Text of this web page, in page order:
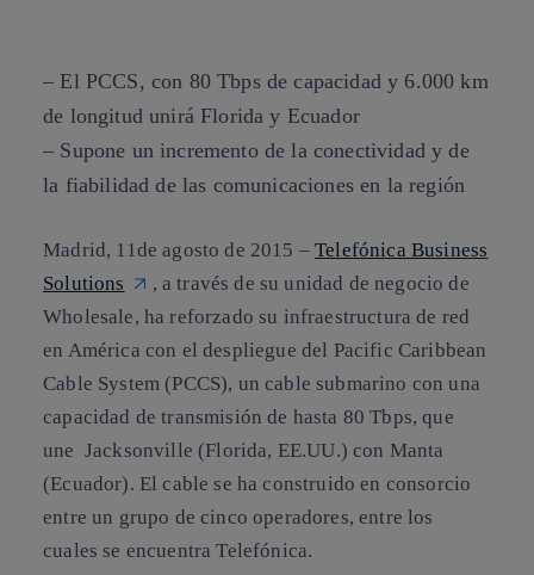
– El PCCS, con 80 Tbps de capacidad y 6.000 km
de longitud unirá Florida y Ecuador
– Supone un incremento de la conectividad y de
la fiabilidad de las comunicaciones en la región
Madrid, 11de agosto de 2015 – Telefónica Business
Solutions
, a través de su unidad de negocio de
Wholesale, ha reforzado su infraestructura de red
en América con el despliegue del Pacific Caribbean
Cable System (PCCS), un cable submarino con una
capacidad de transmisión de hasta 80 Tbps, que
une Jacksonville (Florida, EE.UU.) con Manta
(Ecuador). El cable se ha construido en consorcio
entre un grupo de cinco operadores, entre los
cuales se encuentra Telefónica.